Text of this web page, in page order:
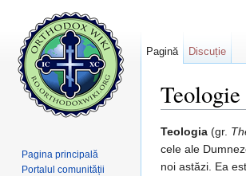
Teologie
Teologia (gr.
cele ale
noi astăzi. Ea
Pagină Discuție
Pagina principală
Portalul comunității